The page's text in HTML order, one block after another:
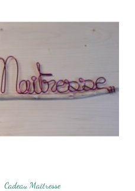
Cadeau Maîtresse